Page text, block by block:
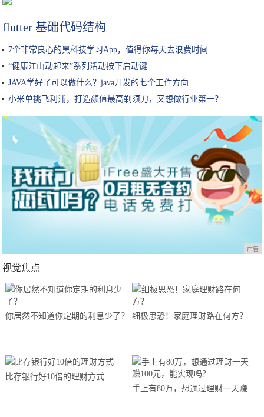
flutter 基础代码结构
7个非常良心的黑科技学习App，值得你每天去浪费时间
“健康江山动起来”系列活动按下启动键
JAVA学好了可以做什么？java开发的七个工作方向
小米单挑飞利浦，打造颜值最高剃须刀，又想做行业第一？
广告
视觉焦点
你居然不知道你定期的利息少了？ 细极思恐！家庭理财路在何方？
比存银行好10倍的理财方式
手上有80万，想通过理财一天赚